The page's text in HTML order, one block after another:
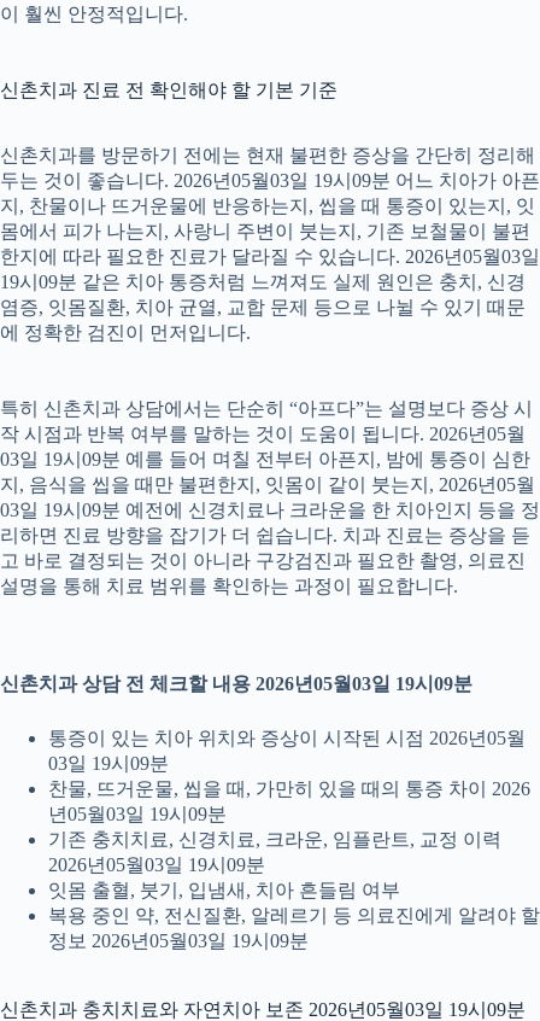
이 훨씬 안정적입니다.
신촌치과 진료 전 확인해야 할 기본 기준
신촌치과를 방문하기 전에는 현재 불편한 증상을 간단히 정리해
두는 것이 좋습니다. 2026년05월03일 19시09분 어느 치아가 아픈
지, 찬물이나 뜨거운물에 반응하는지, 씹을 때 통증이 있는지, 잇
몸에서 피가 나는지, 사랑니 주변이 붓는지, 기존 보철물이 불편
한지에 따라 필요한 진료가 달라질 수 있습니다. 2026년05월03일
19시09분 같은 치아 통증처럼 느껴져도 실제 원인은 충치, 신경
염증, 잇몸질환, 치아 균열, 교합 문제 등으로 나뉠 수 있기 때문
에 정확한 검진이 먼저입니다.
특히 신촌치과 상담에서는 단순히 “아프다”는 설명보다 증상 시
작 시점과 반복 여부를 말하는 것이 도움이 됩니다. 2026년05월
03일 19시09분 예를 들어 며칠 전부터 아픈지, 밤에 통증이 심한
지, 음식을 씹을 때만 불편한지, 잇몸이 같이 붓는지, 2026년05월
03일 19시09분 예전에 신경치료나 크라운을 한 치아인지 등을 정
리하면 진료 방향을 잡기가 더 쉽습니다. 치과 진료는 증상을 듣
고 바로 결정되는 것이 아니라 구강검진과 필요한 촬영, 의료진
설명을 통해 치료 범위를 확인하는 과정이 필요합니다.
신촌치과 상담 전 체크할 내용 2026년05월03일 19시09분
통증이 있는 치아 위치와 증상이 시작된 시점 2026년05월
03일 19시09분
찬물, 뜨거운물, 씹을 때, 가만히 있을 때의 통증 차이 2026
년05월03일 19시09분
기존 충치치료, 신경치료, 크라운, 임플란트, 교정 이력
2026년05월03일 19시09분
잇몸 출혈, 붓기, 입냄새, 치아 흔들림 여부
복용 중인 약, 전신질환, 알레르기 등 의료진에게 알려야 할
정보 2026년05월03일 19시09분
신촌치과 충치치료와 자연치아 보존 2026년05월03일 19시09분